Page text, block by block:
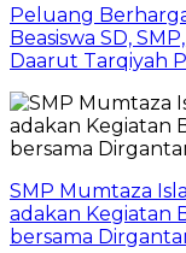
Peluang
Beasiswa SD,
Daarut Tarqiyah
SMP Mumtaza
adakan Kegiatan
bersama